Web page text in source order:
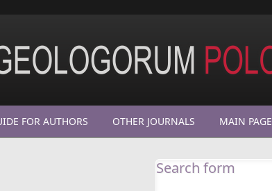
FOR AUTHORS OTHER JOURNALS MAIN PAGE
Search form